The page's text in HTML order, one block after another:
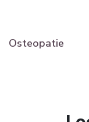
Osteopatie